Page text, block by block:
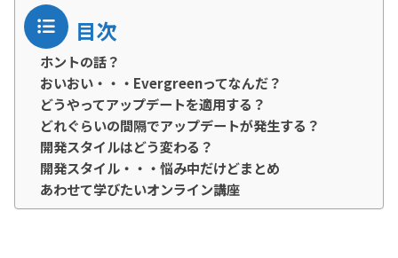
目次
ホントの話？
おいおい・・・Evergreenってなんだ？
どうやってアップデートを適用する？
どれぐらいの間隔でアップデートが発生する？
開発スタイルはどう変わる？
開発スタイル・・・悩み中だけどまとめ
あわせて学びたいオンライン講座